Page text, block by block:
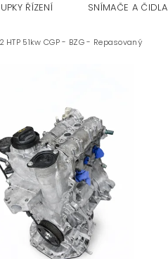
ŘÍZENÍ SNÍMAČE A ČIDLA
HTP 51kw CGP - BZG - Repasovaný